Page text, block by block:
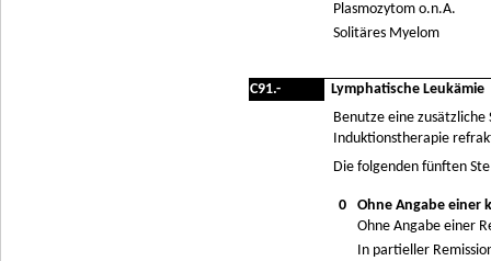
Plasmozytom o.n.A.
Solitäres Myelom
C91.-
Lymphatische Leukämie
Benutze eine zusätzliche
Induktionstherapie
Die folgenden fünften
0
Ohne Angabe einer
Ohne Angabe einer
In partieller